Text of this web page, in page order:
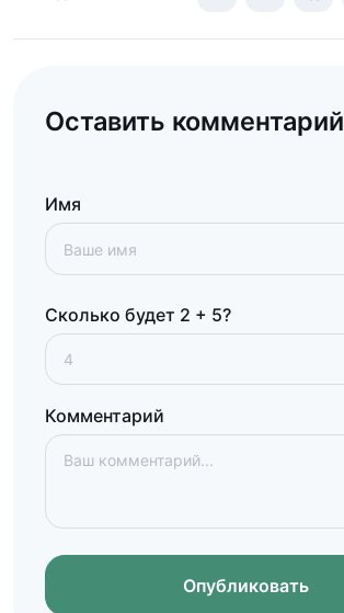
Оставить комментарий
Имя
Сколько будет 2 + 5?
Комментарий
Опубликовать